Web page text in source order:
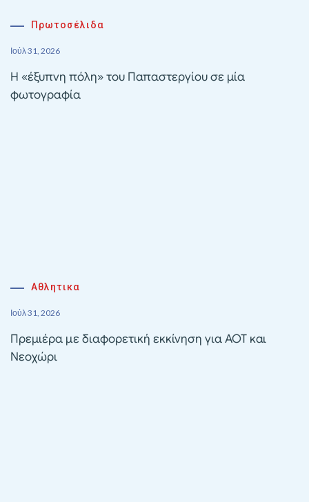
Πρωτοσέλιδα
Ιούλ 31, 2026
Η «έξυπνη πόλη» του Παπαστεργίου σε μία
φωτογραφία
Αθλητικα
Ιούλ 31, 2026
Πρεμιέρα με διαφορετική εκκίνηση για ΑΟΤ και
Νεοχώρι